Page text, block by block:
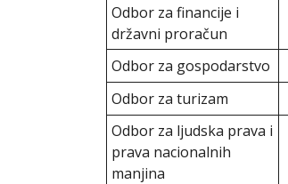
Odbor za financije i
državni proračun
Odbor za gospodarstvo
Odbor za turizam
Odbor za ljudska prava i
prava nacionalnih
manjina